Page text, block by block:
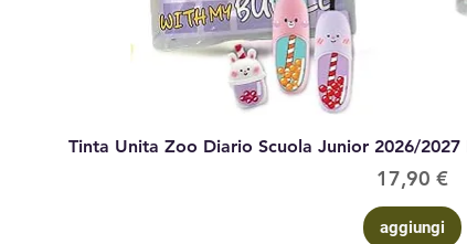
Vista rapida
Tinta Unita Zoo Diario Scuola Junior 2026/
Prezzo
17,90 €
aggiungi